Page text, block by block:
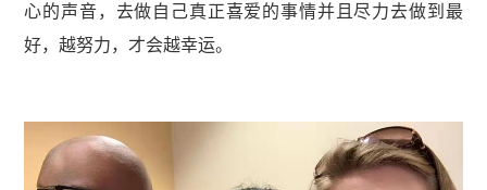
心的声音，去做自己真正喜爱的事情并且尽力去做到最
好，越努力，才会越幸运。